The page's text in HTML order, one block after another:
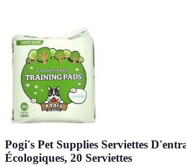
Pogi's Pet Supplies Serviettes
Écologiques, 20 Serviettes